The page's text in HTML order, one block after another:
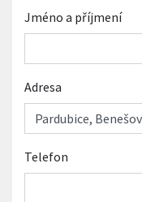
Jméno a příjmení
Adresa
Telefon